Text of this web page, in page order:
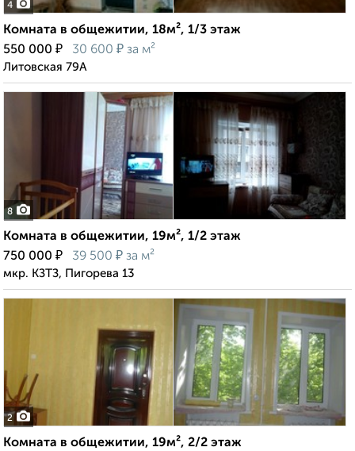
4
Комната в общежитии, 18м², 1/3 этаж
550 000 ₽ 30 600 ₽ за м²
Литовская 79А
8
Комната в общежитии, 19м², 1/2 этаж
750 000 ₽ 39 500 ₽ за м²
мкр. КЗТЗ, Пигорева 13
2
Комната в общежитии, 19м², 2/2 этаж